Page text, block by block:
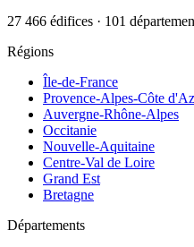
27 466 édifices · 101
Régions
Île-de-France
Provence-Alpes-Côte
Auvergne-Rhône-Alpes
Occitanie
Nouvelle-Aquitaine
Centre-Val de Loire
Grand Est
Bretagne
Départements